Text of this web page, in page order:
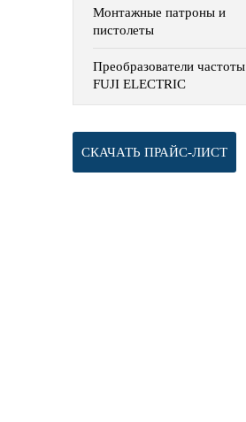
Монтажные патроны и
пистолеты
Преобразователи частоты
FUJI ELECTRIC
СКАЧАТЬ ПРАЙС-ЛИСТ